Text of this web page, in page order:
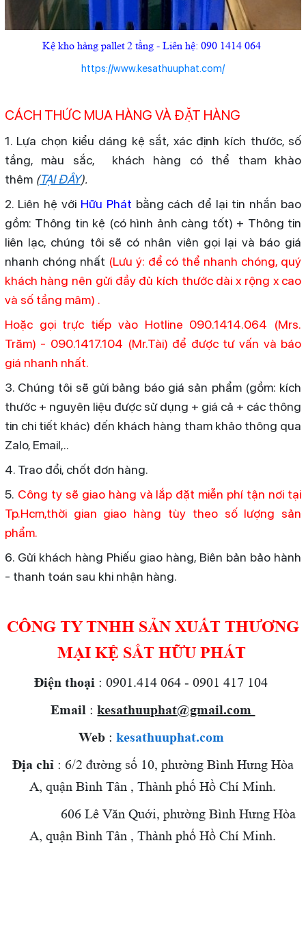
Kệ kho hàng pallet 2 tầng - Liên hệ: 090 1414 064
https://www.kesathuuphat.com/
CÁCH THỨC MUA HÀNG VÀ ĐẶT HÀNG
1. Lựa chọn kiểu dáng kệ sắt, xác định kích thước, số
tầng, màu sắc, khách hàng có thể tham khào
thêm(TẠI ĐÂY).
2. Liên hệ với Hữu Phát bằng cách để lại tin nhắn bao
gồm: Thông tin kệ (có hình ảnh càng tốt) + Thông tin
liên lạc, chúng tôi sẽ có nhân viên gọi lại và báo giá
nhanh chóng nhất (Lưu ý: để có thể nhanh chóng, quý
khách hàng nên gửi đầy đủ kích thước dài x rộng x cao
và số tầng mâm) .
Hoặc gọi trực tiếp vào Hotline 090.1414.064 (Mrs.
Trăm) - 090.1417.104 (Mr.Tài) để được tư vấn và báo
giá nhanh nhất.
3. Chúng tôi sẽ gửi bảng báo giá sản phẩm (gồm: kích
thước + nguyên liệu được sử dụng + giá cả + các thông
tin chi tiết khác) đến khách hàng tham khảo thông qua
Zalo, Email,..
4. Trao đổi, chốt đơn hàng.
5. Công ty sẽ giao hàng và lắp đặt miễn phí tận nơi tại
Tp.Hcm,thời gian giao hàng tùy theo số lượng sản
phẩm.
6. Gửi khách hàng Phiếu giao hàng, Biên bản bảo hành
- thanh toán sau khi nhận hàng.
CÔNG TY TNHH SẢN XUẤT THƯƠNG
MẠI KỆ SẮT HỮU PHÁT
Điện thoại : 0901.414 064 - 0901 417 104
Email :kesathuuphat@gmail.com
Web : kesathuuphat.com
Địa chỉ : 6/2 đường số 10, phường Bình Hưng Hòa
A, quận Bình Tân , Thành phố Hồ Chí Minh.
606 Lê Văn Quới, phường Bình Hưng Hòa
A, quận Bình Tân , Thành phố Hồ Chí Minh.